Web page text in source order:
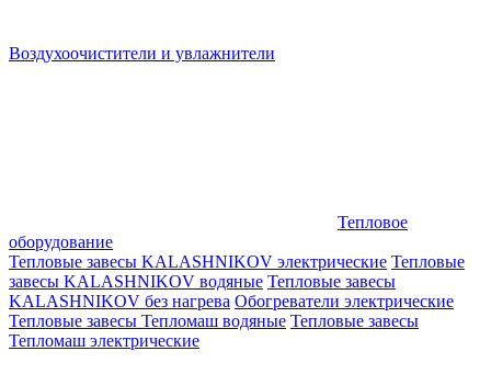
Воздухоочистители и увлажнители
Тепловое
оборудование
Тепловые завесы KALASHNIKOV электрические Тепловые
завесы KALASHNIKOV водяные Тепловые завесы
KALASHNIKOV без нагрева Обогреватели электрические
Тепловые завесы Тепломаш водяные Тепловые завесы
Тепломаш электрические